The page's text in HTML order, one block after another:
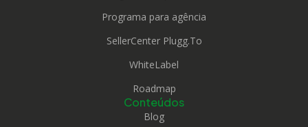
Programa para agência
SellerCenter Plugg.To
WhiteLabel
Roadmap
Conteúdos
Blog